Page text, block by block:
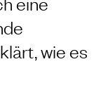
wie es